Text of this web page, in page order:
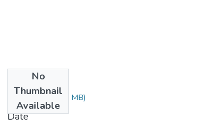
No
Thumbnail
Available
3365.pdf(1.29 MB)
Date